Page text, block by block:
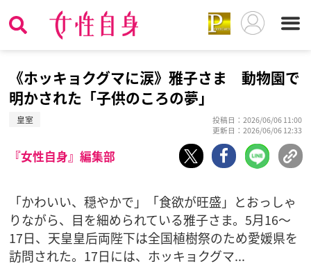
《ホッキョクグマに涙》雅子さま 動物園で
明かされた「子供のころの夢」
皇室
投稿日：2026/06/06 11:00
更新日：2026/06/06 12:33
『女性自身』編集部
「かわいい、穏やかで」「食欲が旺盛」とおっしゃ
りながら、目を細められている雅子さま。5月16～
17日、天皇皇后両陛下は全国植樹祭のため愛媛県を
訪問された。17日には、ホッキョクグマ...